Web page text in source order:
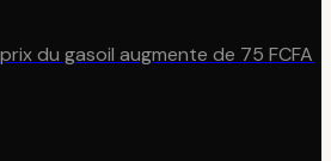
du gasoil augmente de 75 FCFA